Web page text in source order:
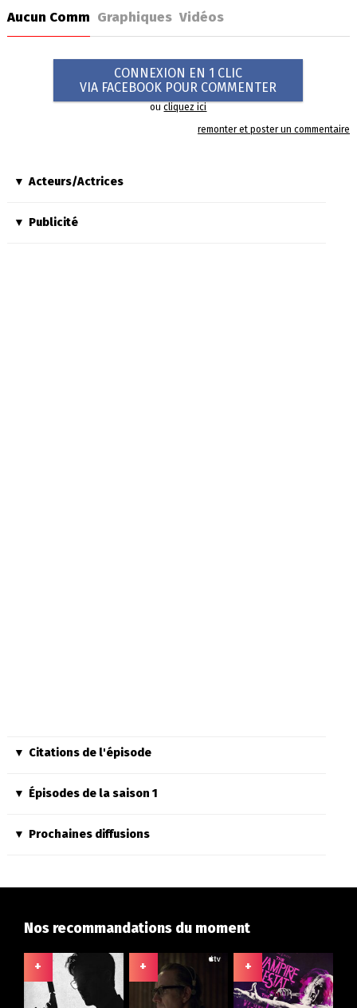
Aucun Comm Graphiques Vidéos
CONNEXION EN 1 CLIC
VIA FACEBOOK POUR COMMENTER
oucliquez ici
remonter et poster un commentaire
Acteurs/Actrices
Publicité
Citations de l'épisode
Épisodes de la saison 1
Prochaines diffusions
Nos recommandations du moment
+ + +